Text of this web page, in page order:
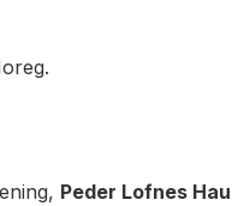
Peder Lofnes